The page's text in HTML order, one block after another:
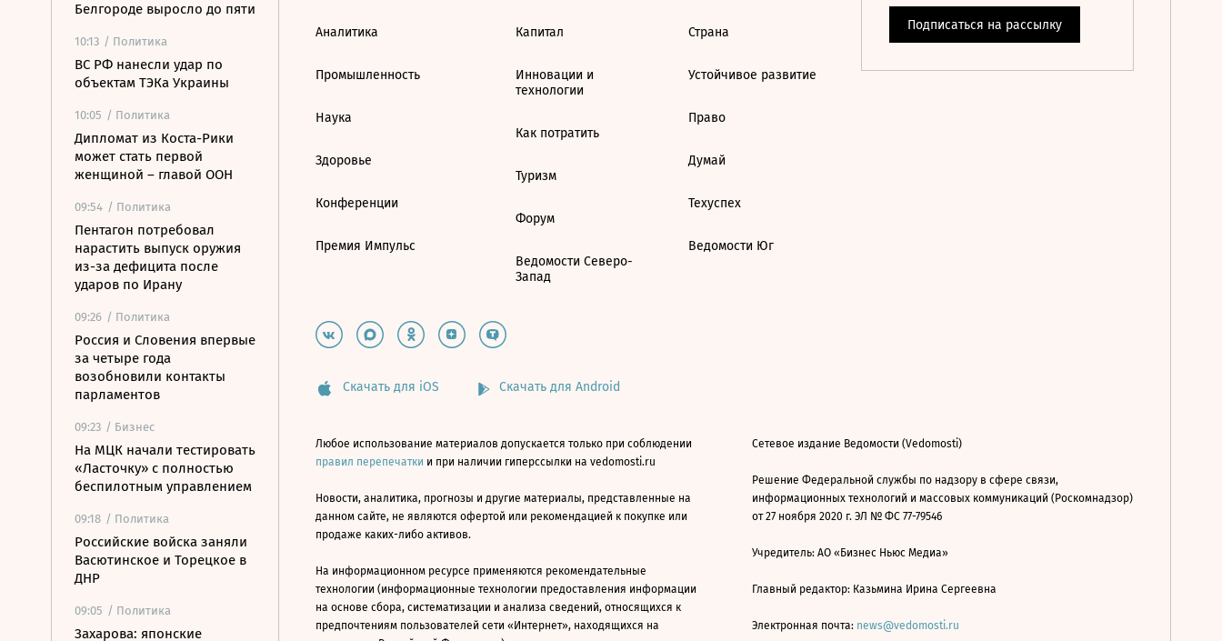
Белгороде выросло до пяти
10:13 / Политика
ВС РФ нанесли удар по
объектам ТЭКа Украины
10:05 / Политика
Дипломат из Коста-Рики
может стать первой
женщиной – главой ООН
09:54 / Политика
Пентагон потребовал
нарастить выпуск оружия
из-за дефицита после
ударов по Ирану
09:26 / Политика
Россия и Словения впервые
за четыре года
возобновили контакты
парламентов
09:23 / Бизнес
На МЦК начали тестировать
«Ласточку» с полностью
беспилотным управлением
09:18 / Политика
Российские войска заняли
Васютинское и Торецкое в
ДНР
09:05 / Политика
Захарова: японские
Аналитика
Промышленность
Наука
Здоровье
Конференции
Премия Импульс
Капитал
Инновации и
технологии
Как потратить
Туризм
Форум
Ведомости Северо-
Запад
Страна
Устойчивое развитие
Право
Думай
Техуспех
Ведомости Юг
Скачать для iOS Скачать для Android
Любое использование материалов допускается только при соблюдении
правил перепечатки и при наличии гиперссылки на vedomosti.ru
Новости, аналитика, прогнозы и другие материалы, представленные на
данном сайте, не являются офертой или рекомендацией к покупке или
продаже каких-либо активов.
На информационном ресурсе применяются рекомендательные
технологии (информационные технологии предоставления информации
на основе сбора, систематизации и анализа сведений, относящихся к
предпочтениям пользователей сети «Интернет», находящихся на
Сетевое издание Ведомости (Vedomosti)
Решение Федеральной службы по надзору в сфере связи,
информационных технологий и массовых коммуникаций (Роскомнадзор)
от 27 ноября 2020 г. ЭЛ № ФС 77-79546
Учредитель: АО «Бизнес Ньюс Медиа»
Главный редактор: Казьмина Ирина Сергеевна
Электронная почта: news@vedomosti.ru